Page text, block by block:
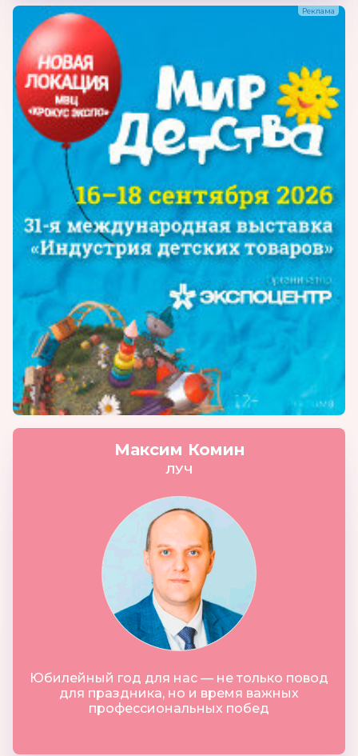
Максим Комин
ЛУЧ
Юбилейный год для нас — не только повод
для праздника, но и время важных
профессиональных побед